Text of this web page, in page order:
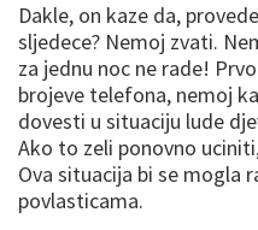
Dakle, on kaze da,
sljedece? Nemoj zvati.
za jednu noc ne rade!
brojeve telefona, nemoj
dovesti u situaciju lude
Ako to zeli ponovno
Ova situacija bi se mogla
povlasticama.